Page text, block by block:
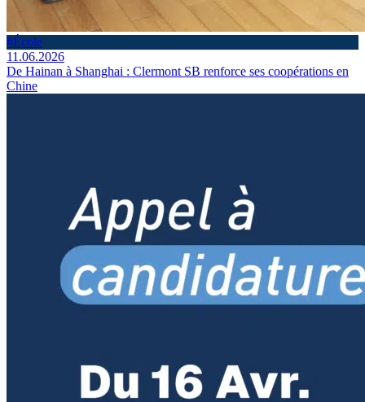
#École
11.06.2026
De Hainan à Shanghai : Clermont SB renforce ses coopérations en
Chine